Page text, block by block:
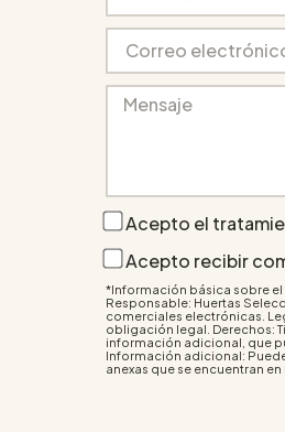
Acepto el
Acepto recibir
*Información básica sobre el
Responsable: Huertas
comerciales electrónicas.
obligación legal. Derechos:
información adicional, que
Información adicional:
anexas que se encuentran